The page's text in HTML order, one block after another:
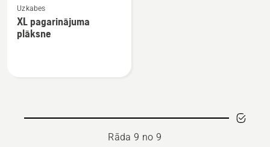
vairāk
informācijas
par
Uzkabes
XL pagarinājuma
plāksne
Rāda 9 no 9